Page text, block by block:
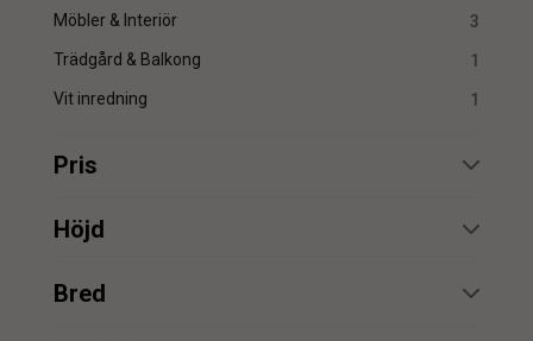
Möbler & Interiör 3
Trädgård & Balkong 1
Vit inredning 1
Pris
min.
Höjd
min.
Bred